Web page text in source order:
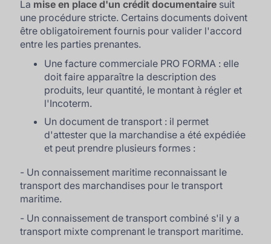
La mise en place d'un crédit documentaire suit
une procédure stricte. Certains documents doivent
être obligatoirement fournis pour valider l'accord
entre les parties prenantes.
Une facture commerciale PRO FORMA : elle
doit faire apparaître la description des
produits, leur quantité, le montant à régler et
l'Incoterm.
Un document de transport : il permet
d'attester que la marchandise a été expédiée
et peut prendre plusieurs formes :
- Un connaissement maritime reconnaissant le
transport des marchandises pour le transport
maritime.
- Un connaissement de transport combiné s'il y a
transport mixte comprenant le transport maritime.